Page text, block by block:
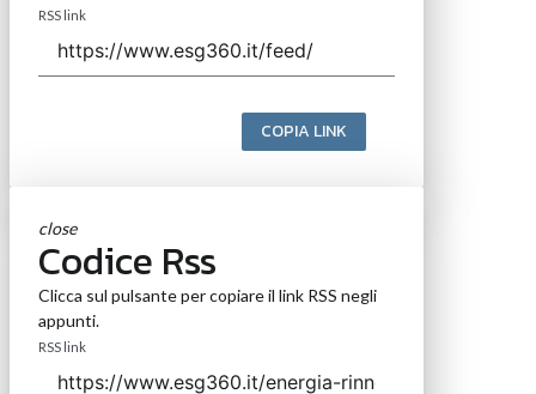
RSS link
COPIA LINK
close
Codice Rss
Clicca sul pulsante per copiare il link RSS negli
appunti.
RSS link